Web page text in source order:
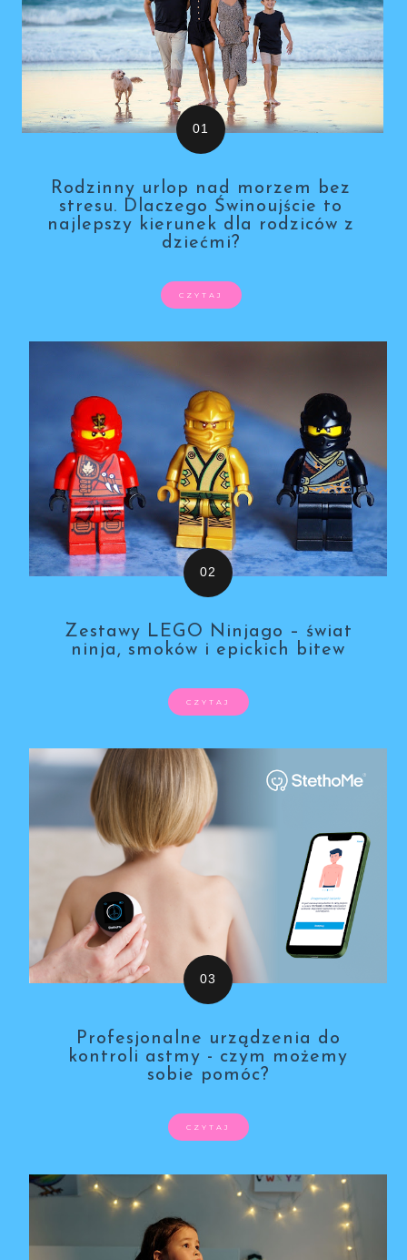
Rodzinny urlop nad morzem bez
stresu. Dlaczego Świnoujście to
najlepszy kierunek dla rodziców z
dziećmi?
CZYTAJ
Zestawy LEGO Ninjago – świat
ninja, smoków i epickich bitew
CZYTAJ
Profesjonalne urządzenia do
kontroli astmy - czym możemy
sobie pomóc?
CZYTAJ